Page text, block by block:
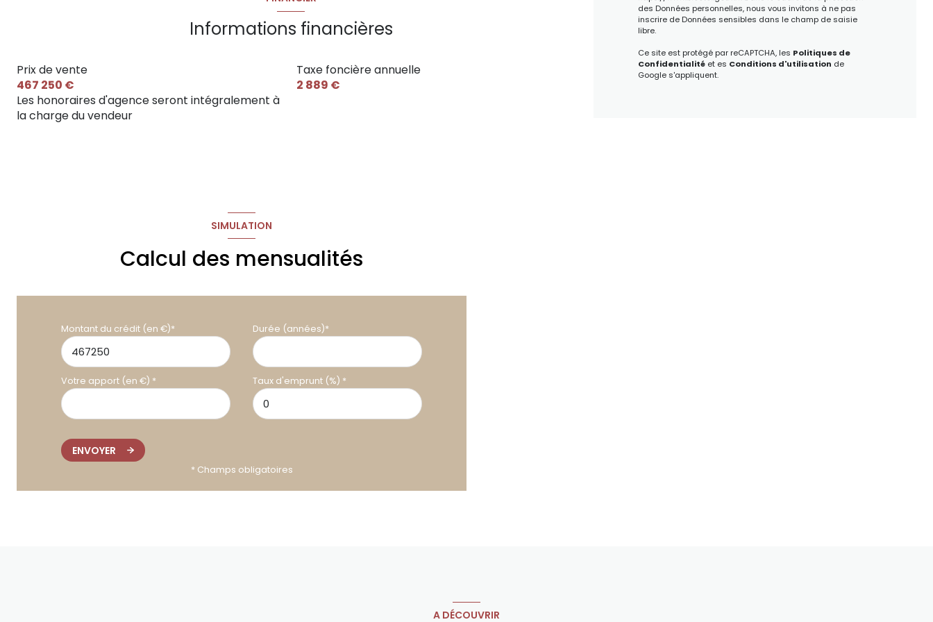
Informations financières
Prix de vente
467 250 €
Les honoraires d'agence seront intégralement à
la charge du vendeur
Taxe foncière annuelle
2 889 €
des Données personnelles, nous vous invitons à ne pas
inscrire de Données sensibles dans le champ de saisie
libre.
Ce site est protégé par reCAPTCHA, les Politiques de
Confidentialitéet es Conditions d'utilisation de
Google s'appliquent.
SIMULATION
Calcul des mensualités
Montant du crédit (en €)* Durée (années)*
Votre apport (en €) * Taux d'emprunt (%) *
ENVOYER
* Champs obligatoires
A DÉCOUVRIR